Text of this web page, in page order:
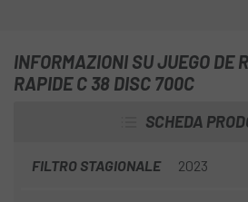
supporto sul lato per una guida
condizioni, il set di ruote C38 offre
su strade miste, consentendo
aerodinamicamente molte ruote
INFORMAZIONI SU JUEGO DE
RAPIDE C 38 DISC 700C
SCHEDA
FILTRO STAGIONALE 2023